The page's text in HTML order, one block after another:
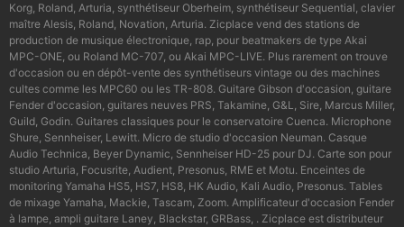
Korg, Roland, Arturia, synthétiseur Oberheim, synthétiseur Sequential, clavier
maître Alesis, Roland, Novation, Arturia. Zicplace vend des stations de
production de musique électronique, rap, pour beatmakers de type Akai
MPC-ONE, ou Roland MC-707, ou Akai MPC-LIVE. Plus rarement on trouve
d'occasion ou en dépôt-vente des synthétiseurs vintage ou des machines
cultes comme les MPC60 ou les TR-808. Guitare Gibson d'occasion, guitare
Fender d'occasion, guitares neuves PRS, Takamine, G&L, Sire, Marcus Miller,
Guild, Godin. Guitares classiques pour le conservatoire Cuenca. Microphone
Shure, Sennheiser, Lewitt. Micro de studio d'occasion Neuman. Casque
Audio Technica, Beyer Dynamic, Sennheiser HD-25 pour DJ. Carte son pour
studio Arturia, Focusrite, Audient, Presonus, RME et Motu. Enceintes de
monitoring Yamaha HS5, HS7, HS8, HK Audio, Kali Audio, Presonus. Tables
de mixage Yamaha, Mackie, Tascam, Zoom. Amplificateur d'occasion Fender
à lampe, ampli guitare Laney, Blackstar, GRBass, . Zicplace est distributeur